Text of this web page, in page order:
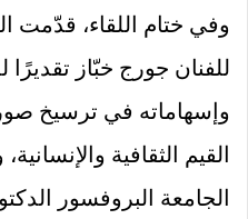
وفي ختام اللقاء، قدّمت
للفنان جورج خبّاز
وإسهاماته في ترسيخ
القيم الثقافية
الجامعة البروفسور